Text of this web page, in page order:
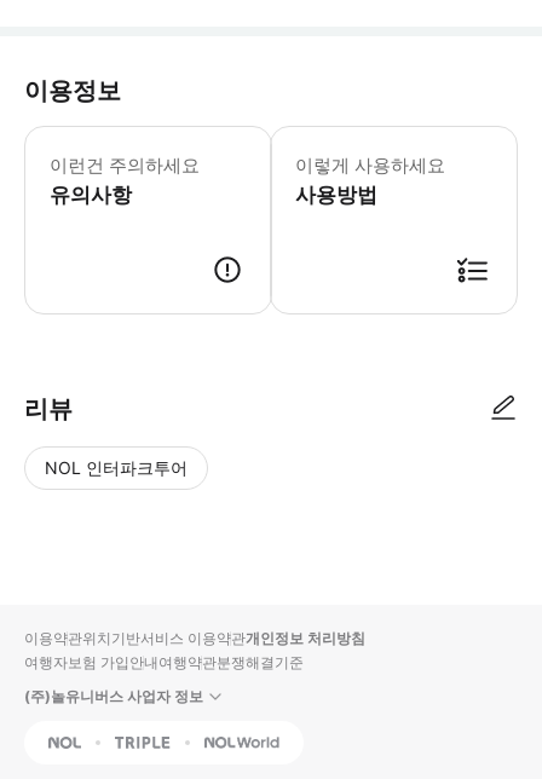
이용정보
이런건 주의하세요
유의사항
어린이 요금은 없습니다. 6세 이하 어
이렇게 사용하세요
사용방법
리뷰
NOL 인터파크투어
입니
다.
순
상
이용약관위치기반서비스 이용약관개인정보 처리방침
여행자보험 가입안내여행약관분쟁해결기준
(주)놀유니버스 사업자 정보
NOL Triple Interpark Global